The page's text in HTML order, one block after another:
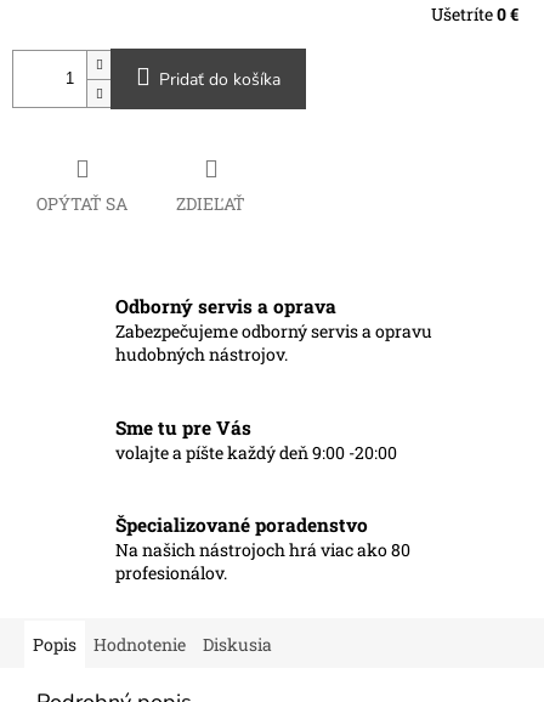
Ušetríte0 €
Pridať do košíka
OPÝTAŤ SA ZDIEĽAŤ
Odborný servis a oprava
Zabezpečujeme odborný servis a opravu
hudobných nástrojov.
Sme tu pre Vás
volajte a píšte každý deň 9:00 -20:00
Špecializované poradenstvo
Na našich nástrojoch hrá viac ako 80
profesionálov.
Popis Hodnotenie Diskusia